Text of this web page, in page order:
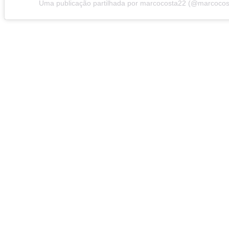
Uma publicação partilhada por marcocosta22